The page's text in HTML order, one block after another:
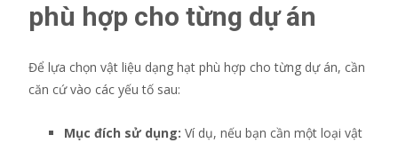
phù hợp cho từng dự án
Để lựa chọn vật liệu dạng hạt phù hợp cho từng dự án, cần
căn cứ vào các yếu tố sau:
Mục đích sử dụng: Ví dụ, nếu bạn cần một loại vật